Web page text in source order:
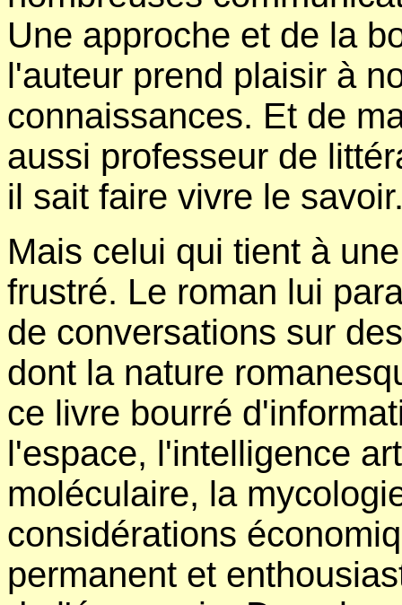
Une approche et de la
l'auteur prend plaisir à
connaissances. Et de
aussi professeur de
il sait faire vivre le
Mais celui qui tient à
frustré. Le roman lui
de conversations sur
dont la nature
ce livre bourré
l'espace, l'intelligence
moléculaire, la
considérations
permanent et